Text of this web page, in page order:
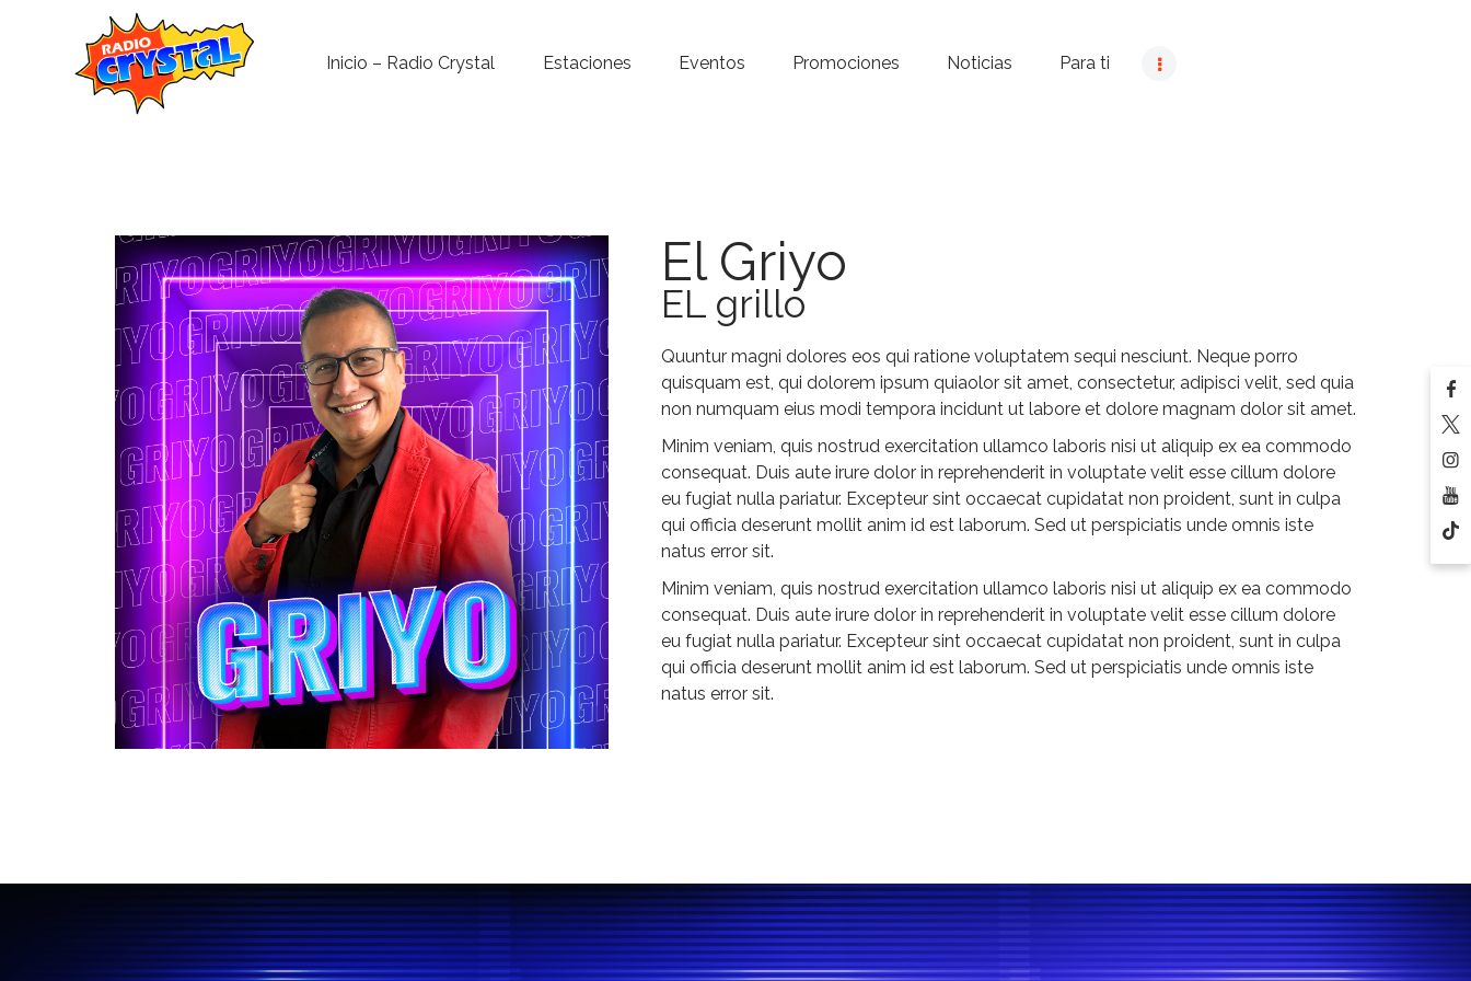
Inicio – Radio Crystal Estaciones Eventos Promociones Noticias Para ti
Noticias
Para ti
Contacto
El Griyo
EL grillo
Quuntur magni dolores eos qui ratione voluptatem sequi nesciunt. Neque porro
quisquam est, qui dolorem ipsum quiaolor sit amet, consectetur, adipisci velit, sed quia
non numquam eius modi tempora incidunt ut labore et dolore magnam dolor sit amet.
Minim veniam, quis nostrud exercitation ullamco laboris nisi ut aliquip ex ea commodo
consequat. Duis aute irure dolor in reprehenderit in voluptate velit esse cillum dolore
eu fugiat nulla pariatur. Excepteur sint occaecat cupidatat non proident, sunt in culpa
qui officia deserunt mollit anim id est laborum. Sed ut perspiciatis unde omnis iste
natus error sit.
Minim veniam, quis nostrud exercitation ullamco laboris nisi ut aliquip ex ea commodo
consequat. Duis aute irure dolor in reprehenderit in voluptate velit esse cillum dolore
eu fugiat nulla pariatur. Excepteur sint occaecat cupidatat non proident, sunt in culpa
qui officia deserunt mollit anim id est laborum. Sed ut perspiciatis unde omnis iste
natus error sit.